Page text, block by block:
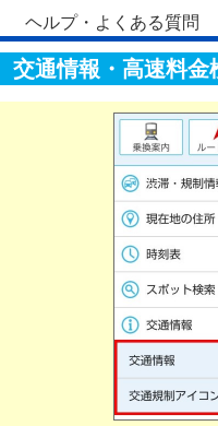
ヘルプ・よくある質問
交通情報・高速料金